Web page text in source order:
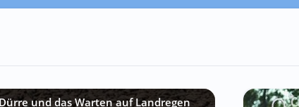
und das Warten auf Landregen